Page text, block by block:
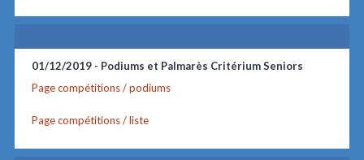
01/12/2019 - Podiums et Palmarès Critérium Seniors
Page compétitions / podiums
Page compétitions / liste